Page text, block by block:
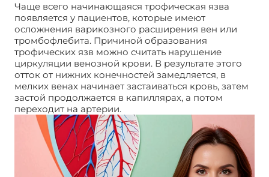
Чаще всего начинающаяся трофическая язва
появляется у пациентов, которые имеют
осложнения варикозного расширения вен или
тромбофлебита. Причиной образования
трофических язв можно считать нарушение
циркуляции венозной крови. В результате этого
отток от нижних конечностей замедляется, в
мелких венах начинает застаиваться кровь, затем
застой продолжается в капиллярах, а потом
переходит на артерии.